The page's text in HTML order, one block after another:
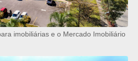
imobiliárias e o Mercado Imobiliário